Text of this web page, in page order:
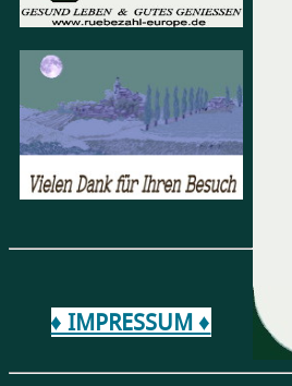
♦ IMPRESSUM ♦